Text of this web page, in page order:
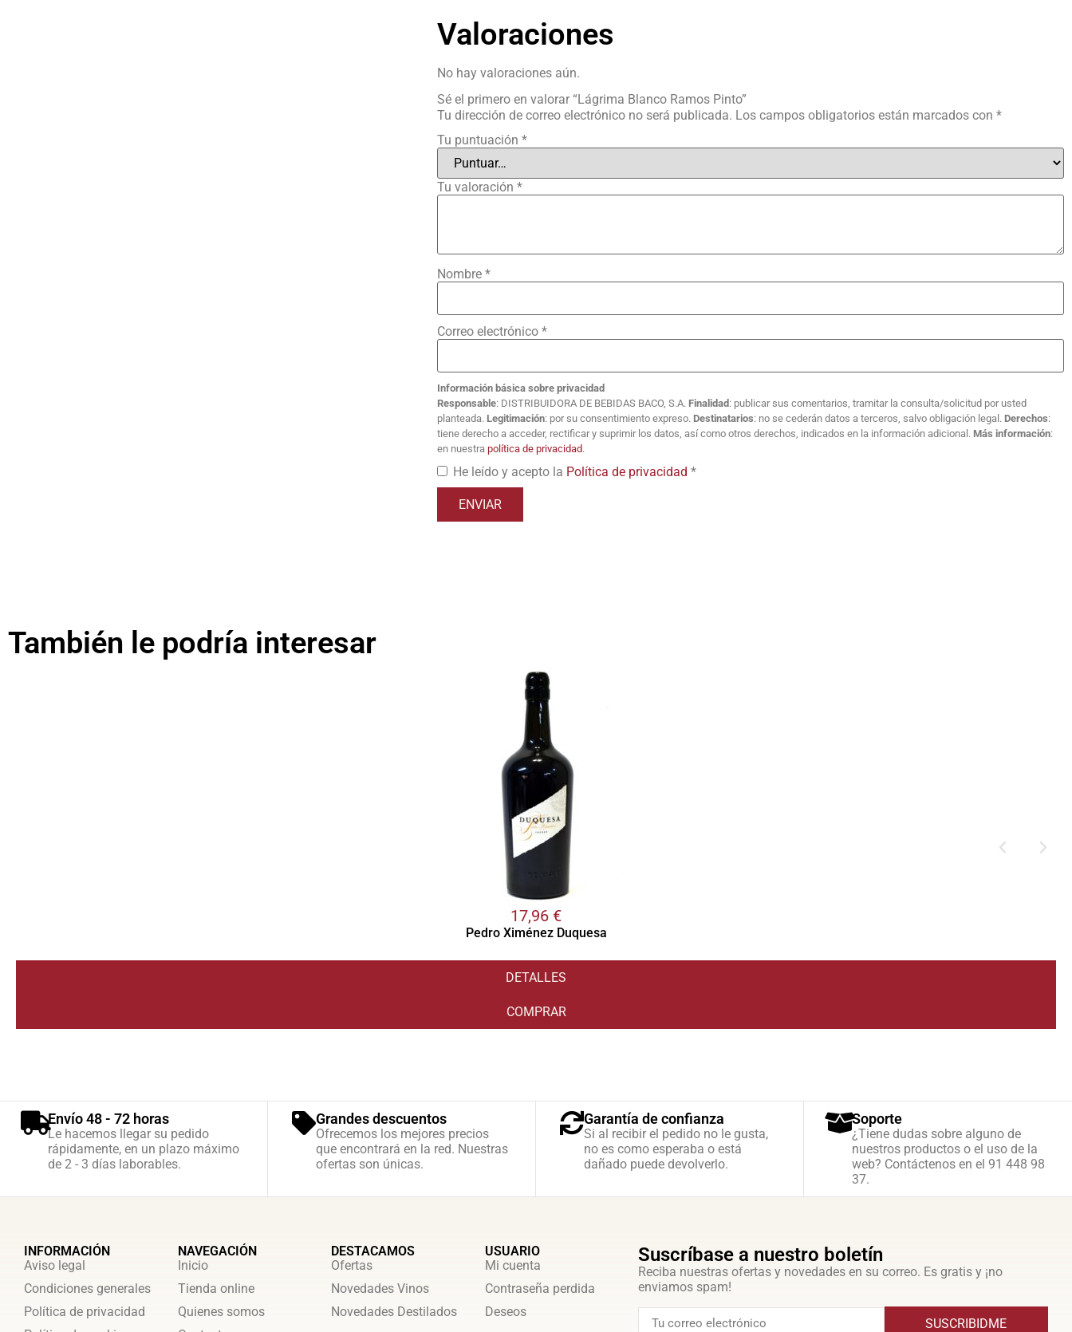
Valoraciones
No hay valoraciones aún.
Sé el primero en valorar “Lágrima Blanco Ramos Pinto”
Tu dirección de correo electrónico no será publicada. Los campos obligatorios están marcados con *
Tu puntuación *
Tu valoración *
Nombre *
Correo electrónico *
Información básica sobre privacidad
Responsable: DISTRIBUIDORA DE BEBIDAS BACO, S.A. Finalidad : publicar sus comentarios, tramitar la consulta/solicitud por usted
planteada. Legitimación: por su consentimiento expreso. Destinatarios: no se cederán datos a terceros, salvo obligación legal. Derechos:
tiene derecho a acceder, rectificar y suprimir los datos, así como otros derechos, indicados en la información adicional. Más información:
en nuestra política de privacidad.
He leído y acepto la Política de privacidad *
También le podría interesar
17,96 €
Pedro Ximénez Duquesa
DETALLES
COMPRAR
Envío 48 - 72 horas
Le hacemos llegar su pedido
rápidamente, en un plazo máximo
de 2 - 3 días laborables.
Grandes descuentos
Ofrecemos los mejores precios
que encontrará en la red. Nuestras
ofertas son únicas.
Garantía de confianza
Si al recibir el pedido no le gusta,
no es como esperaba o está
dañado puede devolverlo.
Soporte
¿Tiene dudas sobre alguno de
nuestros productos o el uso de la
web? Contáctenos en el 91 448 98
37.
INFORMACIÓN
Aviso legal
Condiciones generales
Política de privacidad
NAVEGACIÓN
Inicio
Tienda online
Quienes somos
DESTACAMOS
Ofertas
Novedades Vinos
Novedades Destilados
USUARIO
Mi cuenta
Contraseña perdida
Deseos
Suscríbase a nuestro boletín
Reciba nuestras ofertas y novedades en su correo. Es gratis y ¡no
enviamos spam!
SUSCRIBIDME